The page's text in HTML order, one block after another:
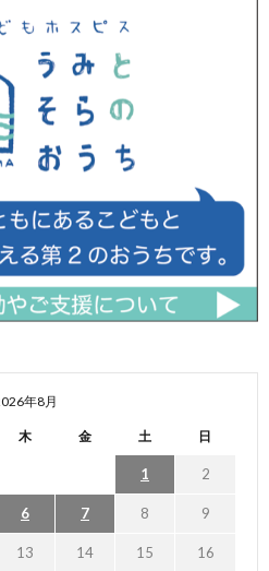
年8月
木 金 土 日
1 2
6 7 8 9
13 14 15 16